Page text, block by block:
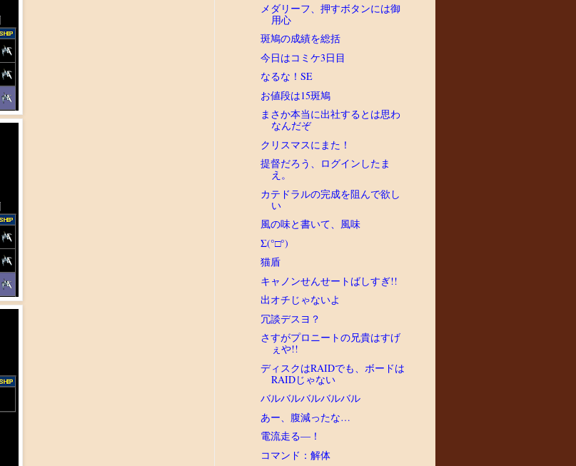
メダリーフ、押すボタンには御
用心
斑鳩の成績を総括
今日はコミケ3日目
なるな！SE
お値段は15斑鳩
まさか本当に出社するとは思わ
なんだぞ
クリスマスにまた！
提督だろう、ログインしたま
え。
カテドラルの完成を阻んで欲し
い
風の味と書いて、風味
Σ(°□°)
猫盾
キャノンせんせートばしすぎ!!
出オチじゃないよ
冗談デスヨ？
さすがプロニートの兄貴はすげ
ぇや!!
ディスクはRAIDでも、ボードは
RAIDじゃない
バルバルバルバルバル
あー、腹減ったな…
電流走る―！
コマンド：解体